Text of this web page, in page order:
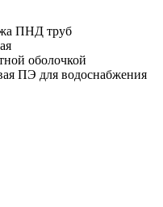
ПНД труб
оболочкой
ПЭ для водоснабжения